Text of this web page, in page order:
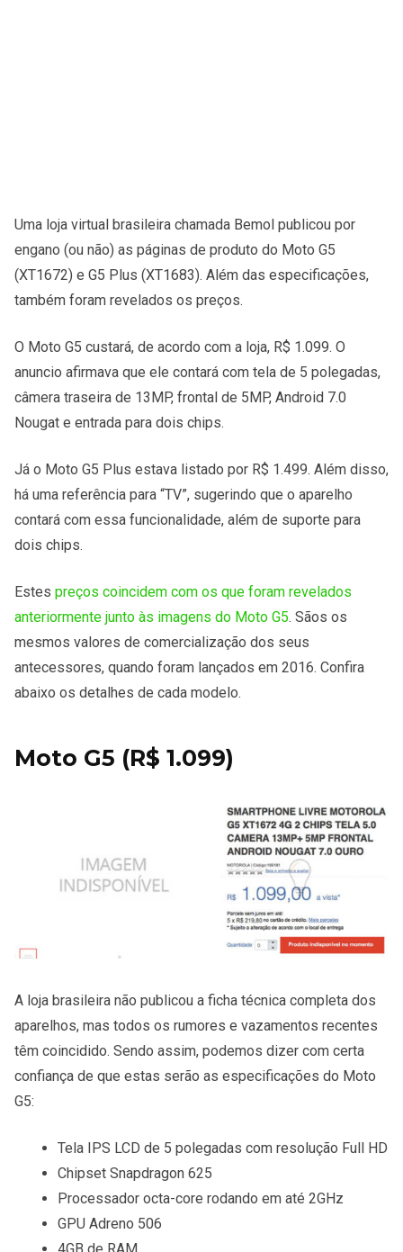
Uma loja virtual brasileira chamada Bemol publicou por
engano (ou não) as páginas de produto do Moto G5
(XT1672) e G5 Plus (XT1683). Além das especificações,
também foram revelados os preços.
O Moto G5 custará, de acordo com a loja, R$ 1.099. O
anuncio afirmava que ele contará com tela de 5 polegadas,
câmera traseira de 13MP, frontal de 5MP, Android 7.0
Nougat e entrada para dois chips.
Já o Moto G5 Plus estava listado por R$ 1.499. Além disso,
há uma referência para “TV”, sugerindo que o aparelho
contará com essa funcionalidade, além de suporte para
dois chips.
Estes preços coincidem com os que foram revelados
anteriormente junto às imagens do Moto G5. Sãos os
mesmos valores de comercialização dos seus
antecessores, quando foram lançados em 2016. Confira
abaixo os detalhes de cada modelo.
Moto G5 (R$ 1.099)
A loja brasileira não publicou a ficha técnica completa dos
aparelhos, mas todos os rumores e vazamentos recentes
têm coincidido. Sendo assim, podemos dizer com certa
confiança de que estas serão as especificações do Moto
G5:
Tela IPS LCD de 5 polegadas com resolução Full HD
Chipset Snapdragon 625
Processador octa-core rodando em até 2GHz
GPU Adreno 506